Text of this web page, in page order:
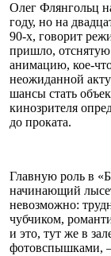
Олег Флянгольц
году, но на
90-х, говорит
пришло, отснятую
анимацию, кое-
неожиданной
шансы стать
кинозрителя
до проката.
Главную роль в
начинающий
невозможно:
чубчиком,
и это, тут же в
фотовспышками,